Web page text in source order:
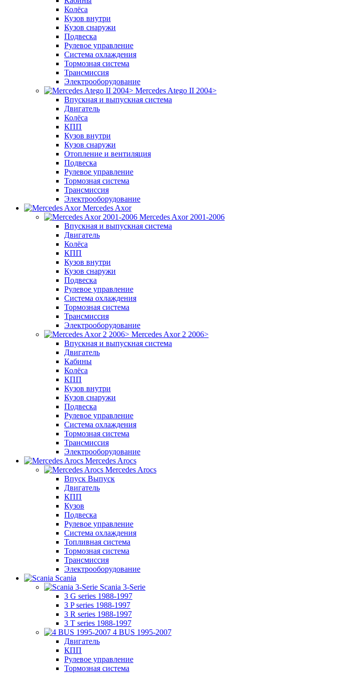
Колёса
Кузов внутри
Кузов снаружи
Подвеска
Рулевое управление
Система охлаждения
Тормозная система
Трансмиссия
Электрооборудование
Mercedes Atego II 2004>
Впускная и выпускная система
Двигатель
Колёса
КПП
Кузов внутри
Кузов снаружи
Отопление и вентиляция
Подвеска
Рулевое управление
Тормозная система
Трансмиссия
Электрооборудование
Mercedes Axor
Mercedes Axor 2001-2006
Впускная и выпускная система
Двигатель
Колёса
КПП
Кузов внутри
Кузов снаружи
Подвеска
Рулевое управление
Система охлаждения
Тормозная система
Трансмиссия
Электрооборудование
Mercedes Axor 2 2006>
Впускная и выпускная система
Двигатель
Кабины
Колёса
КПП
Кузов внутри
Кузов снаружи
Подвеска
Рулевое управление
Система охлаждения
Тормозная система
Трансмиссия
Электрооборудование
Mercedes Arocs
Mercedes Arocs
Впуск Выпуск
Двигатель
КПП
Кузов
Подвеска
Рулевое управление
Система охлаждения
Топливная система
Тормозная система
Трансмиссия
Электрооборудование
Scania
Scania 3-Serie
3 G series 1988-1997
3 P series 1988-1997
3 R series 1988-1997
3 T series 1988-1997
4 BUS 1995-2007
Двигатель
КПП
Рулевое управление
Тормозная система